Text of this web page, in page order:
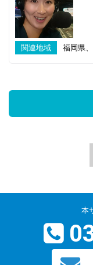
関連地域 福岡県
本